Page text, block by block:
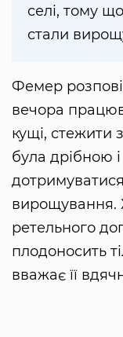
селі, тому
стали
Фемер
вечора
кущі, стежити
була дрібною
дотримуватися
вирощування.
ретельного
плодоносить
вважає її